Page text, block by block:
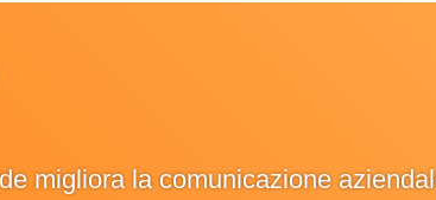
migliora la comunicazione